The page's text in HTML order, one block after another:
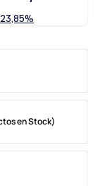
en Stock)